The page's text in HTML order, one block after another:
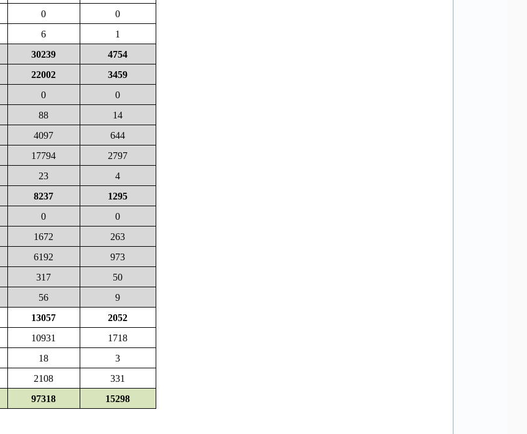
0
0
6
1
30239
4754
22002
3459
0
0
88
14
4097
644
17794
2797
23
4
8237
1295
0
0
1672
263
6192
973
317
50
56
9
13057
2052
10931
1718
18
3
2108
331
97318 15298